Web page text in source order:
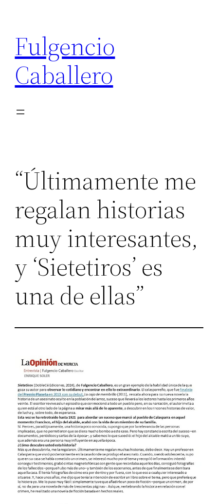
contenido
Fulgencio
Caballero
“Últimamente me
regalan historias
muy interesantes,
y ‘Sietetiros’ es
una de ellas”